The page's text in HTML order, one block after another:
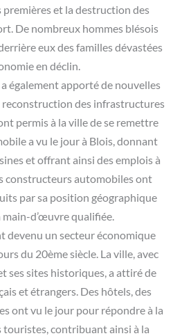
premières et la destruction des
De nombreux hommes blésois
eux des familles dévastées
en déclin.
également apporté de nouvelles
des infrastructures
permis à la ville de se remettre
a vu le jour à Blois, donnant
et offrant ainsi des emplois à
constructeurs automobiles ont
par sa position géographique
d’œuvre qualifiée.
devenu un secteur économique
du 20ème siècle. La ville, avec
ses sites historiques, a attiré de
et étrangers. Des hôtels, des
ont vu le jour pour répondre à la
touristes, contribuant ainsi à la